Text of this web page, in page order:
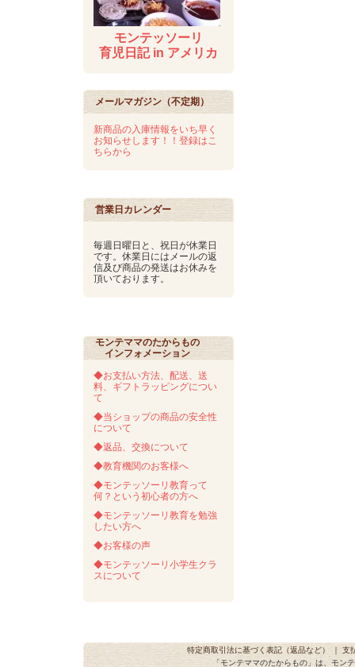
モンテッソーリ
育児日記 in アメリカ
メールマガジン（不定期）
新商品の入庫情報をいち早く
お知らせします！！登録はこ
ちらから
営業日カレンダー
毎週日曜日と、祝日が休業日
です。休業日にはメールの返
信及び商品の発送はお休みを
頂いております。
モンテママのたからもの
インフォメーション
◆お支払い方法、配送、送
料、ギフトラッピングについ
て
◆当ショップの商品の安全性
について
◆返品、交換について
◆教育機関のお客様へ
◆モンテッソーリ教育って
何？という初心者の方へ
◆モンテッソーリ教育を勉強
したい方へ
◆お客様の声
◆モンテッソーリ小学生クラ
スについて
特定商取引法に基づく表記（返品など） ｜ 支
「モンテママのたからもの」は、モン